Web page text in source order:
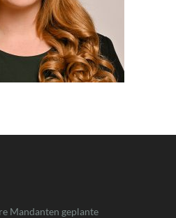
Mandanten geplante